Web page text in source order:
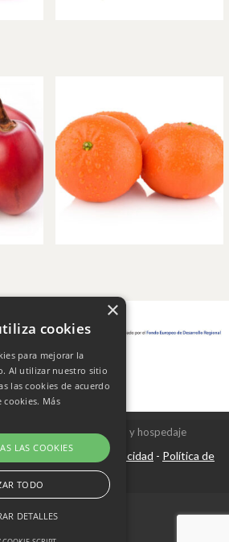
Champi s.l. - Diseño y hospedaje
Legal Política de privacidad - Política de
cookies
×
cookies
para mejorar la
Al utilizar nuestro sitio
las cookies de acuerdo
cookies. Más
LAS COOKIES
TODO
DETALLES